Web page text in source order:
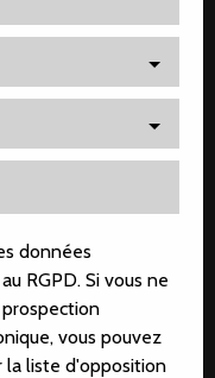
données
RGPD. Si vous ne
vous pouvez
la liste d'opposition